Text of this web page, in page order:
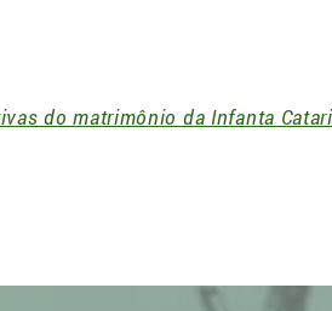
do matrimônio da Infanta